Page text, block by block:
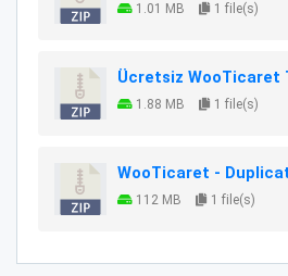
1.01 MB 1 file(s)
Ücretsiz WooTicaret
1.88 MB 1 file(s)
WooTicaret -
112 MB 1 file(s)